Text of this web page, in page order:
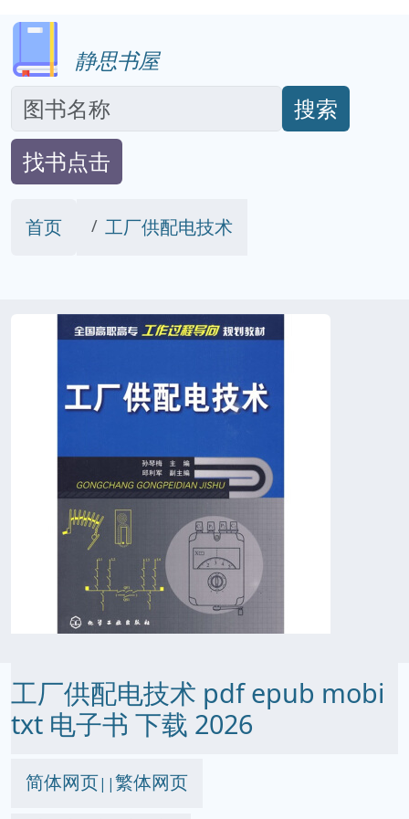
静思书屋
搜索
找书点击
首页 工厂供配电技术
工厂供配电技术 pdf epub mobi
txt 电子书 下载 2026
简体网页||繁体网页